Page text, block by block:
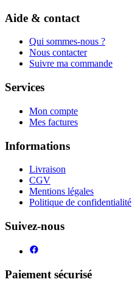
Aide & contact
Qui sommes-nous ?
Nous contacter
Suivre ma commande
Services
Mon compte
Mes factures
Informations
Livraison
CGV
Mentions légales
Politique de confidentialité
Suivez-nous
Paiement sécurisé